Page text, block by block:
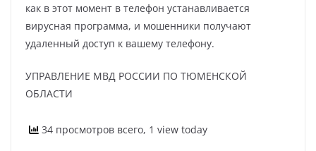
как в этот момент в телефон устанавливается
вирусная программа, и мошенники получают
удаленный доступ к вашему телефону.
УПРАВЛЕНИЕ МВД РОССИИ ПО ТЮМЕНСКОЙ
ОБЛАСТИ
34 просмотров всего, 1 view today